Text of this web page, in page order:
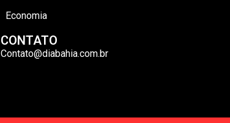
Economia
CONTATO
Contato@diabahia.com.br